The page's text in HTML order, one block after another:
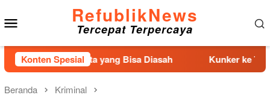
ke
konten
RefublikNews
Tercepat Terpercaya
Konten Spesial
Talenta yang Bisa Diasah Kunker ke Tapteng,
Beranda Kriminal